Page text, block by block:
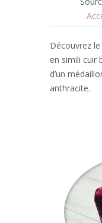
Découvrez
en simili cuir
d’un
anthracite.